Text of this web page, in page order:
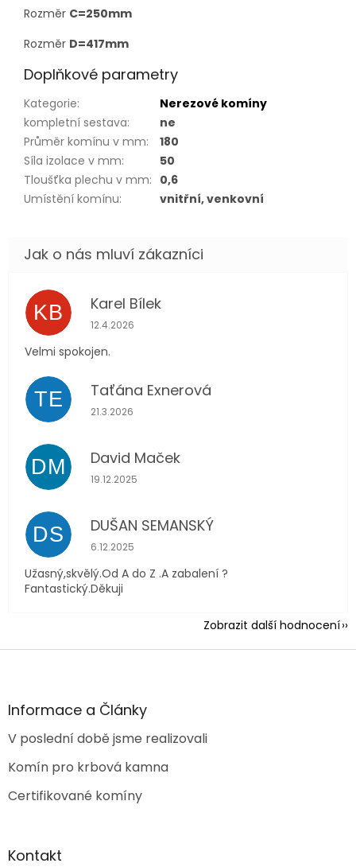
Rozměr C=250mm
Rozměr D=417mm
Doplňkové parametry
Kategorie:
Nerezové komíny
kompletní sestava:
ne
Průměr komínu v mm:
180
Síla izolace v mm:
50
Tloušťka plechu v mm: 0,6
Umístění komínu: vnitřní, venkovní
KB Karel Bílek
Hodnocení obchodu je 5 z 5 hvězdiček.
12.4.2026
Velmi spokojen.
TE Taťána Exnerová
Hodnocení obchodu je 5 z 5 hvězdiček.
21.3.2026
DM David Maček
Hodnocení obchodu je 5 z 5 hvězdiček.
19.12.2025
DS DUŠAN SEMANSKÝ
Hodnocení obchodu je 5 z 5 hvězdiček.
6.12.2025
Užasný,skvělý.Od A do Z .A zabalení ?
Fantastický.Děkuji
Zobrazit další hodnocení
Z
aInformace a Články
V poslední době jsme realizovali
Komín pro krbová kamna
Certifikované komíny
Kontakt